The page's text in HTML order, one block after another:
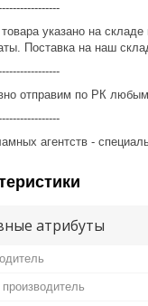
указано на
Поставка на наш
отправим по РК
агентств -
атрибуты